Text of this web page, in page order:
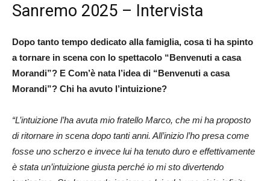
Sanremo 2025 – Intervista
Dopo tanto tempo dedicato alla famiglia, cosa ti ha spinto
a tornare in scena con lo spettacolo “Benvenuti a casa
Morandi”? E Com’è nata l’idea di “Benvenuti a casa
Morandi”? Chi ha avuto l’intuizione?
“L’intuizione l’ha avuta mio fratello Marco, che mi ha proposto
di ritornare in scena dopo tanti anni. All’inizio l’ho presa come
fosse uno scherzo e invece lui ha tenuto duro e effettivamente
è stata un’intuizione giusta perché io mi sto divertendo